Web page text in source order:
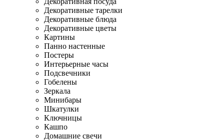
Декоративные тарелки
Декоративные блюда
Декоративные цветы
Картины
Панно настенные
Постеры
Интерьерные часы
Подсвечники
Гобелены
Зеркала
Минибары
Шкатулки
Ключницы
Кашпо
Домашние свечи